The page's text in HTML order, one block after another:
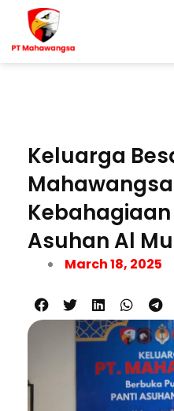
content
Keluarga
Asuhan Al
March 18, 2025